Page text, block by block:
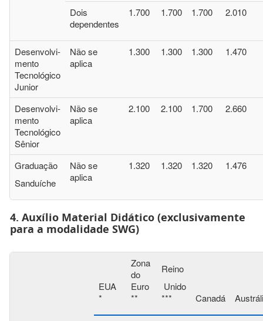
Dois
dependentes
1.700 1.700 1.700 2.010
Desenvolvi-
mento
Tecnológico
Junior
Não se
aplica
1.300 1.300 1.300 1.470
Desenvolvi-
mento
Tecnológico
Sênior
Não se
aplica
2.100 2.100 1.700 2.660
Graduação
Sanduíche
Não se
aplica
1.320 1.320 1.320 1.476
4. Auxílio Material Didático (exclusivamente
para a modalidade SWG)
EUA
*
Zona
do
Euro
**
Reino
Unido
***
Canadá